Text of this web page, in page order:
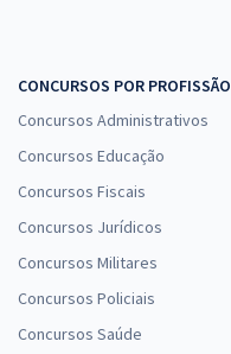
CONCURSOS POR PROFISSÃO
Concursos Administrativos
Concursos Educação
Concursos Fiscais
Concursos Jurídicos
Concursos Militares
Concursos Policiais
Concursos Saúde